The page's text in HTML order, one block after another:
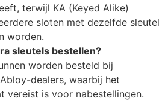
terwijl KA (Keyed Alike)
sloten met dezelfde sleutel
worden.
sleutels bestellen?
worden besteld bij
dealers, waarbij het
vereist is voor nabestellingen.